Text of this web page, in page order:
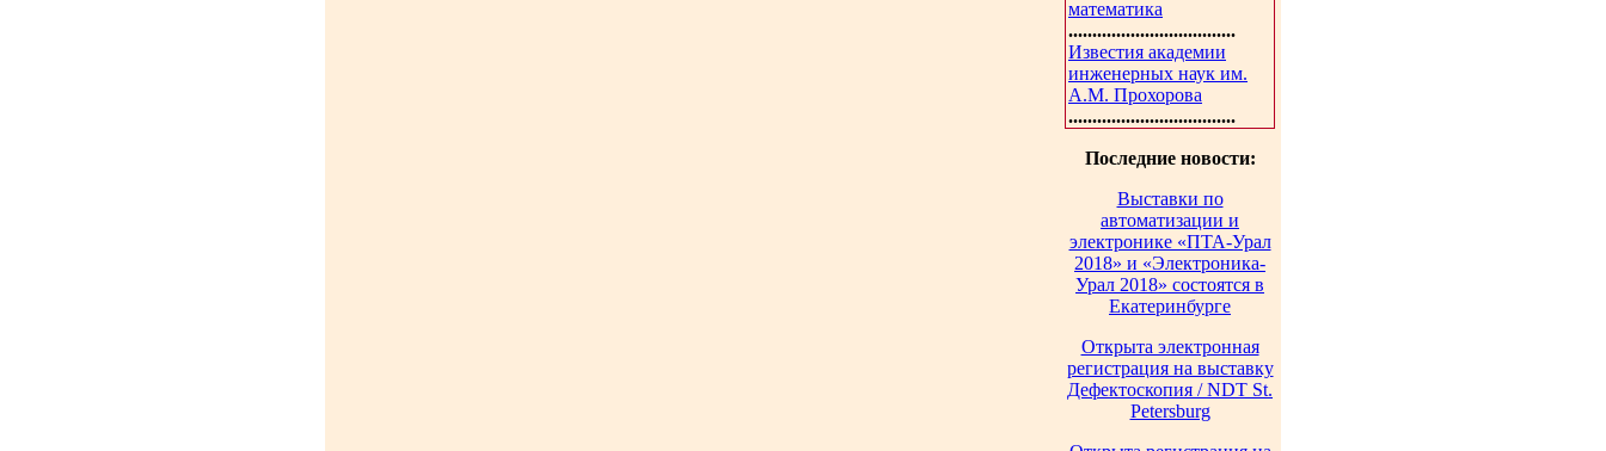
математика
...................................
Известия академии
инженерных наук им.
А.М. Прохорова
...................................
Последние новости:
Выставки по
автоматизации и
электронике «ПТА-Урал
2018» и «Электроника-
Урал 2018» состоятся в
Екатеринбурге
Открыта электронная
регистрация на выставку
Дефектоскопия / NDT St.
Petersburg